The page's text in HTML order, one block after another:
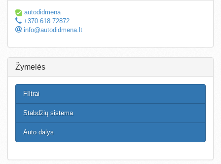
autodidmena
+370 618 72872
info@autodidmena.lt
Žymelės
FIltrai
Stabdžių sistema
Auto dalys